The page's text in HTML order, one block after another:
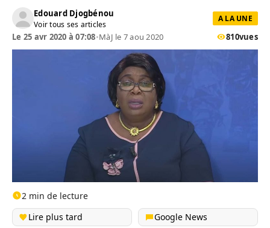
Edouard Djogbénou
Voir tous ses articles
A LA UNE
Le 25 avr 2020 à 07:08•MàJ le 7 aou 2020 810vues
2 min de lecture
Lire plus tard
Google News